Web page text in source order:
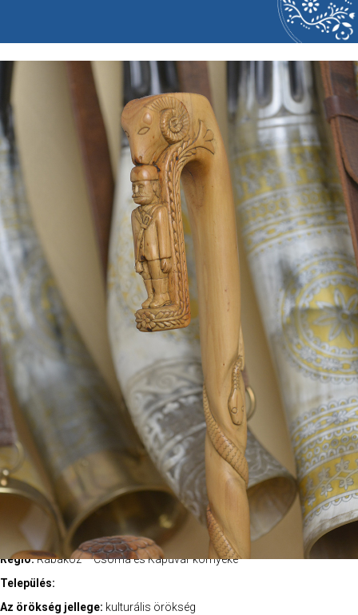
Régió:Rábaköz – Csorna és Kapuvár környéke
Település:
Az örökség jellege: kulturális örökség